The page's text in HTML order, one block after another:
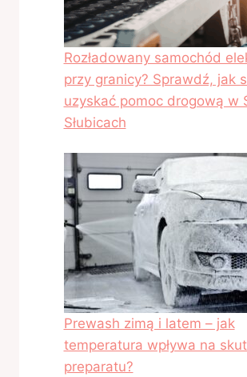
Rozładowany samochód
przy granicy? Sprawdź, jak
uzyskać pomoc drogową w
Słubicach
Prewash zimą i latem – jak
temperatura wpływa na
preparatu?